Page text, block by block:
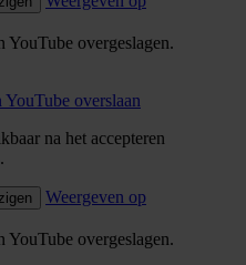
YouTube overgeslagen.
overslaan
na het accepteren
Weergeven op
YouTube overgeslagen.